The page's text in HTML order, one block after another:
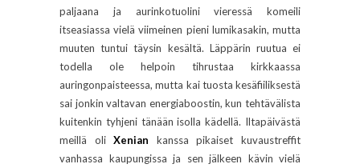
paljaana ja aurinkotuolini vieressä komeili
itseasiassa vielä viimeinen pieni lumikasakin, mutta
muuten tuntui täysin kesältä. Läppärin ruutua ei
todella ole helpoin tihrustaa kirkkaassa
auringonpaisteessa, mutta kai tuosta kesäfiiliksestä
sai jonkin valtavan energiaboostin, kun tehtävälista
kuitenkin tyhjeni tänään isolla kädellä. Iltapäivästä
meillä oliXenian kanssa pikaiset kuvaustreffit
vanhassa kaupungissa ja sen jälkeen kävin vielä